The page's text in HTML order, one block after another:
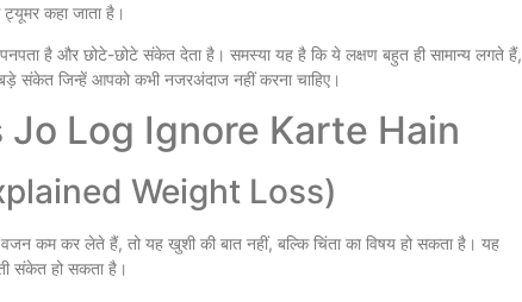
ट्यूमर कहा जाता है।
पनपता है और छोटे-छोटे संकेत देता है। समस्या यह है कि ये लक्षण बहुत ही सामान्य लगते हैं,
संकेत जिन्हें आपको कभी नजरअंदाज नहीं करना चाहिए।
Log Ignore Karte Hain
Weight Loss)
कम कर लेते हैं, तो यह खुशी की बात नहीं, बल्कि चिंता का विषय हो सकता है। यह
संकेत हो सकता है।